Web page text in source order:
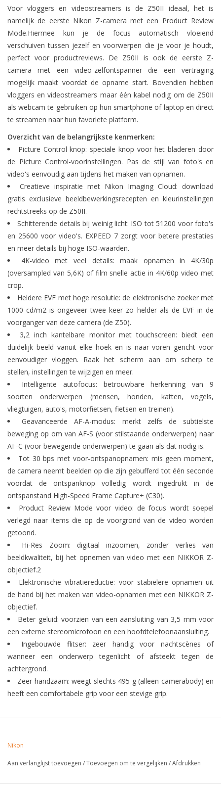
Voor vloggers en videostreamers is de Z50II ideaal, het is
namelijk de eerste Nikon Z-camera met een Product Review
Mode.Hiermee kun je de focus automatisch vloeiend
verschuiven tussen jezelf en voorwerpen die je voor je houdt,
perfect voor productreviews. De Z50II is ook de eerste Z-
camera met een video-zelfontspanner die een vertraging
mogelijk maakt voordat de opname start. Bovendien hebben
vloggers en videostreamers maar één kabel nodig om de Z50II
als webcam te gebruiken op hun smartphone of laptop en direct
te streamen naar hun favoriete platform.
Overzicht van de belangrijkste kenmerken:
Picture Control knop: speciale knop voor het bladeren door
de Picture Control-voorinstellingen. Pas de stijl van foto's en
video's eenvoudig aan tijdens het maken van opnamen.
Creatieve inspiratie met Nikon Imaging Cloud: download
gratis exclusieve beeldbewerkingsrecepten en kleurinstellingen
rechtstreeks op de Z50II.
Schitterende details bij weinig licht: ISO tot 51200 voor foto's
en 25600 voor video's. EXPEED 7 zorgt voor betere prestaties
en meer details bij hoge ISO-waarden.
4K-video met veel details: maak opnamen in 4K/30p
(oversampled van 5,6K) of film snelle actie in 4K/60p video met
crop.
Heldere EVF met hoge resolutie: de elektronische zoeker met
1000 cd/m2 is ongeveer twee keer zo helder als de EVF in de
voorganger van deze camera (de Z50).
3,2 inch kantelbare monitor met touchscreen: biedt een
duidelijk beeld vanuit elke hoek en is naar voren gericht voor
eenvoudiger vloggen. Raak het scherm aan om scherp te
stellen, instellingen te wijzigen en meer.
Intelligente autofocus: betrouwbare herkenning van 9
soorten onderwerpen (mensen, honden, katten, vogels,
vliegtuigen, auto's, motorfietsen, fietsen en treinen).
Geavanceerde AF-A-modus: merkt zelfs de subtielste
beweging op om van AF-S (voor stilstaande onderwerpen) naar
AF-C (voor bewegende onderwerpen) te gaan als dat nodig is.
Tot 30 bps met voor-ontspanopnamen: mis geen moment,
de camera neemt beelden op die zijn gebufferd tot één seconde
voordat de ontspanknop volledig wordt ingedrukt in de
ontspanstand High-Speed Frame Capture+ (C30).
Product Review Mode voor video: de focus wordt soepel
verlegd naar items die op de voorgrond van de video worden
getoond.
Hi-Res Zoom: digitaal inzoomen, zonder verlies van
beeldkwaliteit, bij het opnemen van video met een NIKKOR Z-
objectief.2
Elektronische vibratiereductie: voor stabielere opnamen uit
de hand bij het maken van video-opnamen met een NIKKOR Z-
objectief.
Beter geluid: voorzien van een aansluiting van 3,5 mm voor
een externe stereomicrofoon en een hoofdtelefoonaansluiting.
Ingebouwde flitser: zeer handig voor nachtscènes of
wanneer een onderwerp tegenlicht of afsteekt tegen de
achtergrond.
Zeer handzaam: weegt slechts 495 g (alleen camerabody) en
heeft een comfortabele grip voor een stevige grip.
Nikon
Aan verlanglijst toevoegen /Toevoegen om te vergelijken /Afdrukken